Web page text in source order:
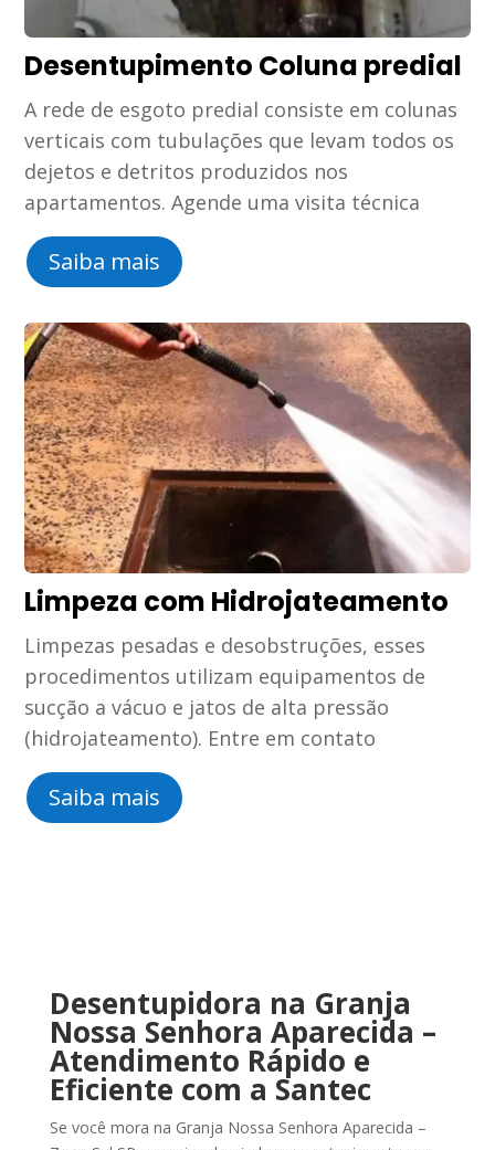
Desentupimento Coluna predial
A rede de esgoto predial consiste em colunas
verticais com tubulações que levam todos os
dejetos e detritos produzidos nos
apartamentos. Agende uma visita técnica
Saiba mais
Limpeza com Hidrojateamento
Limpezas pesadas e desobstruções, esses
procedimentos utilizam equipamentos de
sucção a vácuo e jatos de alta pressão
(hidrojateamento). Entre em contato
Saiba mais
Desentupidora na Granja
Nossa Senhora Aparecida –
Atendimento Rápido e
Eficiente com a Santec
Se você mora na Granja Nossa Senhora Aparecida –